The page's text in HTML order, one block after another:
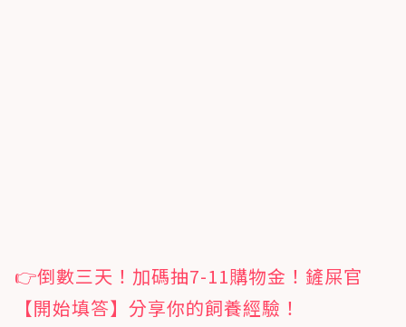
👉倒數三天！加碼抽7-11購物金！鏟屎官
【開始填答】分享你的飼養經驗！